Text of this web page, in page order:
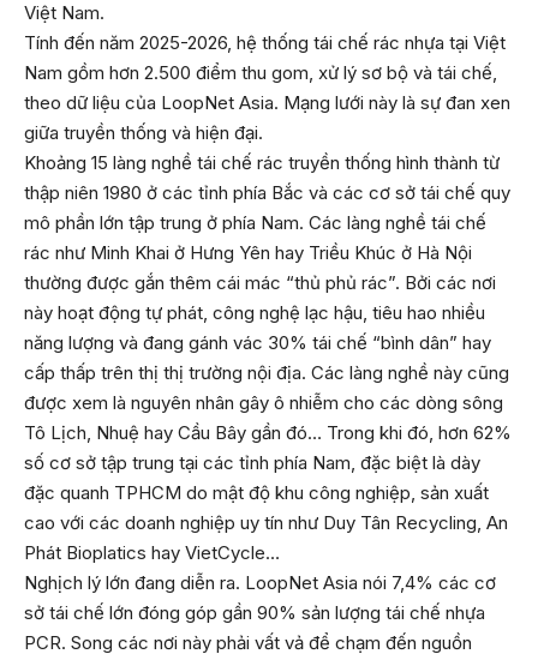
Việt Nam.
Tính đến năm 2025-2026, hệ thống tái chế rác nhựa tại Việt
Nam gồm hơn 2.500 điểm thu gom, xử lý sơ bộ và tái chế,
theo dữ liệu của LoopNet Asia. Mạng lưới này là sự đan xen
giữa truyền thống và hiện đại.
Khoảng 15 làng nghề tái chế rác truyền thống hình thành từ
thập niên 1980 ở các tỉnh phía Bắc và các cơ sở tái chế quy
mô phần lớn tập trung ở phía Nam. Các làng nghề tái chế
rác như Minh Khai ở Hưng Yên hay Triều Khúc ở Hà Nội
thường được gắn thêm cái mác “thủ phủ rác”. Bởi các nơi
này hoạt động tự phát, công nghệ lạc hậu, tiêu hao nhiều
năng lượng và đang gánh vác 30% tái chế “bình dân” hay
cấp thấp trên thị thị trường nội địa. Các làng nghề này cũng
được xem là nguyên nhân gây ô nhiễm cho các dòng sông
Tô Lịch, Nhuệ hay Cầu Bây gần đó… Trong khi đó, hơn 62%
số cơ sở tập trung tại các tỉnh phía Nam, đặc biệt là dày
đặc quanh TPHCM do mật độ khu công nghiệp, sản xuất
cao với các doanh nghiệp uy tín như Duy Tân Recycling, An
Phát Bioplatics hay VietCycle…
Nghịch lý lớn đang diễn ra. LoopNet Asia nói 7,4% các cơ
sở tái chế lớn đóng góp gần 90% sản lượng tái chế nhựa
PCR. Song các nơi này phải vất vả để chạm đến nguồn